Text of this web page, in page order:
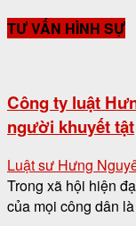
TƯ VẤN HÌNH SỰ
Công ty luật
người khuyết tật
Luật sư Hưng
Trong xã hội hiện
của mọi công dân